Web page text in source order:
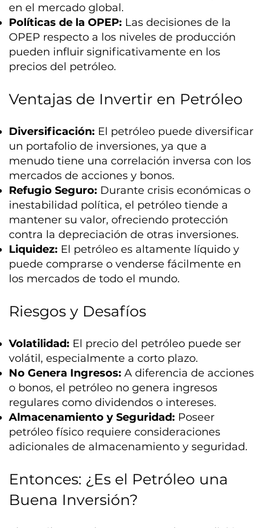
en el mercado global.
Políticas de la OPEP: Las decisiones de la
OPEP respecto a los niveles de producción
pueden influir significativamente en los
precios del petróleo.
Ventajas de Invertir en Petróleo
Diversificación: El petróleo puede diversificar
un portafolio de inversiones, ya que a
menudo tiene una correlación inversa con los
mercados de acciones y bonos.
Refugio Seguro: Durante crisis económicas o
inestabilidad política, el petróleo tiende a
mantener su valor, ofreciendo protección
contra la depreciación de otras inversiones.
Liquidez: El petróleo es altamente líquido y
puede comprarse o venderse fácilmente en
los mercados de todo el mundo.
Riesgos y Desafíos
Volatilidad: El precio del petróleo puede ser
volátil, especialmente a corto plazo.
No Genera Ingresos: A diferencia de acciones
o bonos, el petróleo no genera ingresos
regulares como dividendos o intereses.
Almacenamiento y Seguridad: Poseer
petróleo físico requiere consideraciones
adicionales de almacenamiento y seguridad.
Entonces: ¿Es el Petróleo una
Buena Inversión?